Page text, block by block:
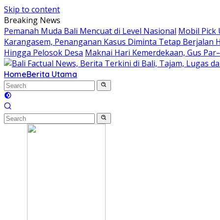
Skip to content
Breaking News
Pemanah Muda Bali Mencuat di Level Nasional Mobil Pick
Karangasem, Penanganan Kasus Diminta Tetap Berjalan
Hingga Pelosok Desa Maknai Hari Kemerdekaan, Gus
HomeBerita Utama